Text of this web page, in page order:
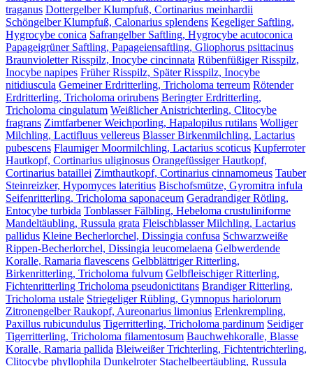
traganus Dottergelber Klumpfuß, Cortinarius meinhardii
Schöngelber Klumpfuß, Calonarius splendens Kegeliger Saftling,
Hygrocybe conica Safrangelber Saftling, Hygrocybe acutoconica
Papageigrüner Saftling, Papageiensaftling, Gliophorus psittacinus
Braunvioletter Risspilz, Inocybe cincinnata Rübenfüßiger Risspilz,
Inocybe napipes Früher Risspilz, Später Risspilz, Inocybe
nitidiuscula Gemeiner Erdritterling, Tricholoma terreum Rötender
Erdritterling, Tricholoma orirubens Beringter Erdritterling,
Tricholoma cingulatum Weißlicher Anistrichterling, Clitocybe
fragrans Zimtfarbener Weichporling, Hapalopilus rutilans Wolliger
Milchling, Lactifluus vellereus Blasser Birkenmilchling, Lactarius
pubescens Flaumiger Moormilchling, Lactarius scoticus Kupferroter
Hautkopf, Cortinarius uliginosus Orangefüssiger Hautkopf,
Cortinarius bataillei Zimthautkopf, Cortinarius cinnamomeus Tauber
Steinreizker, Hypomyces lateritius Bischofsmütze, Gyromitra infula
Seifenritterling, Tricholoma saponaceum Geradrandiger Rötling,
Entocybe turbida Tonblasser Fälbling, Hebeloma crustuliniforme
Mandeltäubling, Russula grata Fleischblasser Milchling, Lactarius
pallidus Kleine Becherlorchel, Dissingia confusa Schwarzweiße
Rippen-Becherlorchel, Dissingia leucomelaena Gelbwerdende
Koralle, Ramaria flavescens Gelbblättriger Ritterling,
Birkenritterling, Tricholoma fulvum Gelbfleischiger Ritterling,
Fichtenritterling Tricholoma pseudonictitans Brandiger Ritterling,
Tricholoma ustale Striegeliger Rübling, Gymnopus hariolorum
Zitronengelber Raukopf, Aureonarius limonius Erlenkrempling,
Paxillus rubicundulus Tigerritterling, Tricholoma pardinum Seidiger
Tigerritterling, Tricholoma filamentosum Bauchwehkoralle, Blasse
Koralle, Ramaria pallida Bleiweißer Trichterling, Fichtentrichterling,
Clitocybe phyllophila Dunkelroter Stachelbeertäubling, Russula